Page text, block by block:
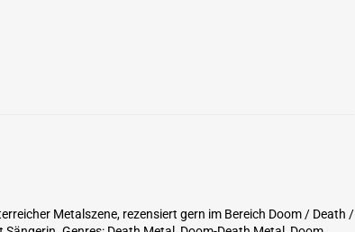
Metalszene, rezensiert gern im Bereich Doom / Death /